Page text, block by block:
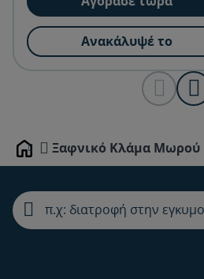
Ανακάλυψέ το
Home Ξαφνικό Κλάμα Μωρού